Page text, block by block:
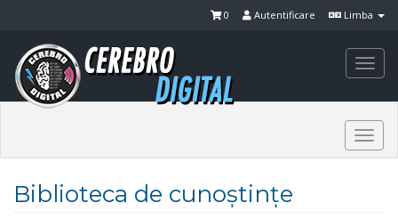
Limba
Autentificare
0
Biblioteca de cunoștințe